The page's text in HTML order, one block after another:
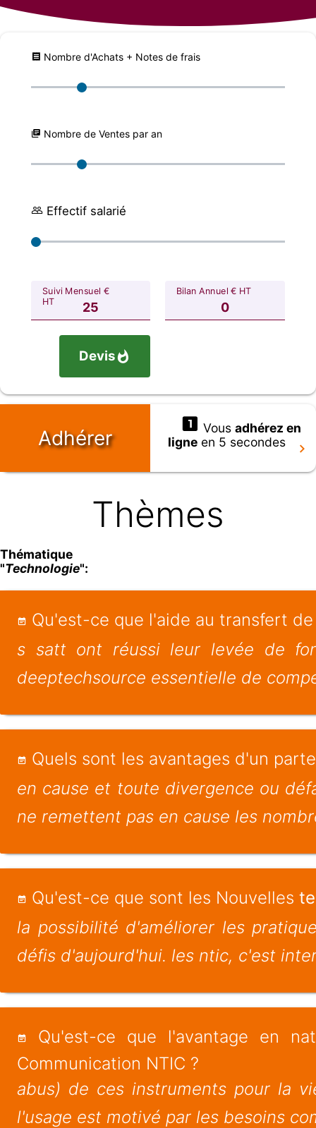
Nombre d'Achats + Notes de frais
Nombre de Ventes par an
Effectif salarié
Suivi Mensuel €
HT
Bilan Annuel € HT
Devis
Adhérer Vousadhérez en
ligneen 5 secondes
Thèmes
Thématique
"Technologie":
Qu'est-ce que l'aide au transfert
s satt ont réussi leur levée de
deeptechsource essentielle de
Quels sont les avantages d'un
en cause et toute divergence ou
ne remettent pas en cause les
Qu'est-ce que sont les Nouvelles
la possibilité d'améliorer les
défis d'aujourd'hui. les ntic, c'est
Qu'est-ce que l'avantage en
Communication NTIC ?
abus) de ces instruments pour la
l'usage est motivé par les besoins